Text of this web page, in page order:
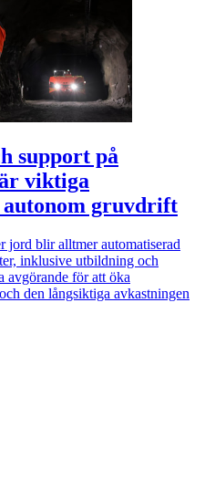
support på
viktiga
gruvdrift
jord blir alltmer automatiserad
inklusive utbildning och
avgörande för att öka
den långsiktiga avkastningen